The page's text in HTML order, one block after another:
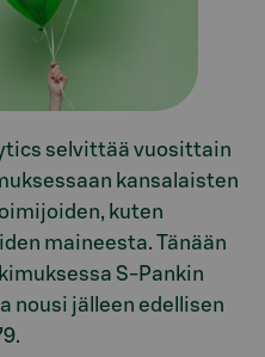
selvittää vuosittain
kansalaisten
kuten
maineesta. Tänään
S-Pankin
nousi jälleen edellisen